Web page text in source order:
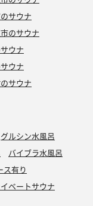
サウナ
のサウナ
ウナ
ウナ
サウナ
グルシン水風呂
バイブラ水風呂
ス有り
ベートサウナ